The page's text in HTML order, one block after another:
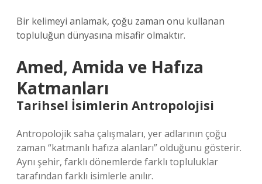
Bir kelimeyi anlamak, çoğu zaman onu kullanan
topluluğun dünyasına misafir olmaktır.
Amed, Amida ve Hafıza
Katmanları
Tarihsel İsimlerin Antropolojisi
Antropolojik saha çalışmaları, yer adlarının çoğu
zaman “katmanlı hafıza alanları” olduğunu gösterir.
Aynı şehir, farklı dönemlerde farklı topluluklar
tarafından farklı isimlerle anılır.